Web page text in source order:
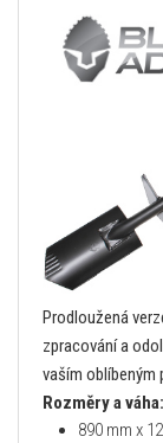
Prodloužená
zpracování a
vaším oblíbeným
Rozměry a váha:
890 mm x